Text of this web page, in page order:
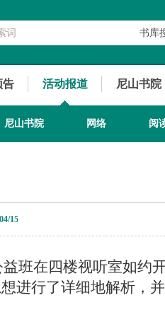
书库
告 活动报道 尼山书院
尼山书院 网络 阅
15
班在四楼视听室如约
进行了详细地解析，